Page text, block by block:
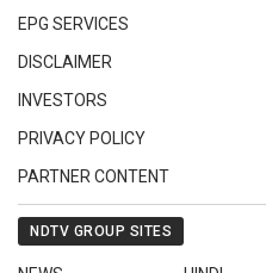
EPG SERVICES
DISCLAIMER
INVESTORS
PRIVACY POLICY
PARTNER CONTENT
NDTV GROUP SITES